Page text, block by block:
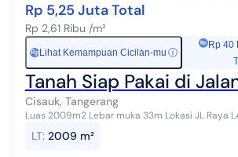
Rp 5,25 Juta Total
Rp 2,61 Ribu /m²
Rp Lihat Kemampuan Cicilan-mu ⓘ
Rp 40
Tanah Siap Pakai di
Cisauk, Tangerang
Luas 2009m2 Lebar muka 33m Lokasi JL Raya LAPAN Cisauk Kp
Hand Harga 5.25...
LT: 2009 m²